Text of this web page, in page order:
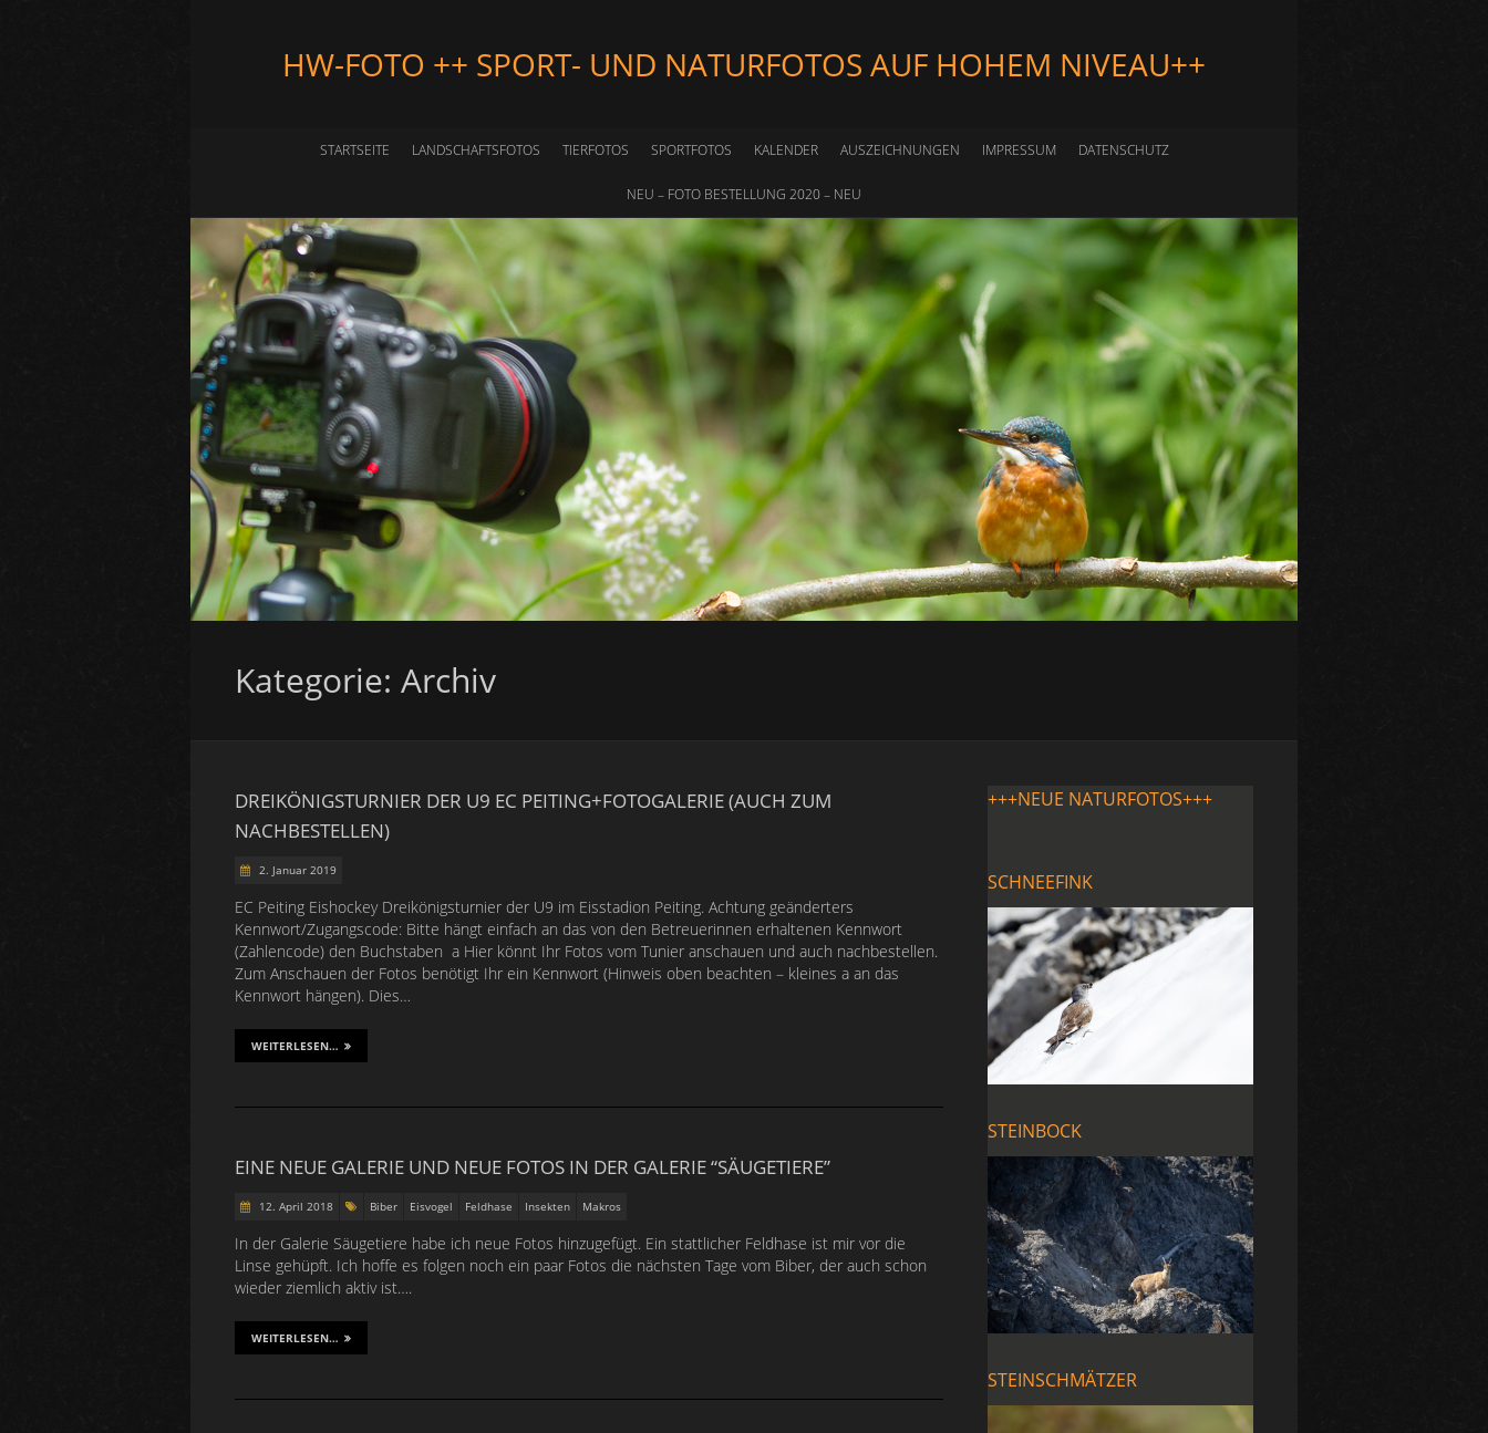
HW-FOTO ++ SPORT- UND NATURFOTOS AUF HOHEM NIVEAU++
STARTSEITE LANDSCHAFTSFOTOS TIERFOTOS SPORTFOTOS KALENDER AUSZEICHNUNGEN IMPRESSUM DATENSCHUTZ
NEU – FOTO BESTELLUNG 2020 – NEU
Kategorie: Archiv
DREIKÖNIGSTURNIER DER U9 EC PEITING+FOTOGALERIE (AUCH ZUM
NACHBESTELLEN)
2. Januar 2019
EC Peiting Eishockey Dreikönigsturnier der U9 im Eisstadion Peiting. Achtung geänderters
Kennwort/Zugangscode: Bitte hängt einfach an das von den Betreuerinnen erhaltenen Kennwort
(Zahlencode) den Buchstaben a Hier könnt Ihr Fotos vom Tunier anschauen und auch nachbestellen.
Zum Anschauen der Fotos benötigt Ihr ein Kennwort (Hinweis oben beachten – kleines a an das
Kennwort hängen). Dies…
WEITERLESEN…
EINE NEUE GALERIE UND NEUE FOTOS IN DER GALERIE “SÄUGETIERE”
12. April 2018 Biber Eisvogel Feldhase Insekten Makros
In der Galerie Säugetiere habe ich neue Fotos hinzugefügt. Ein stattlicher Feldhase ist mir vor die
Linse gehüpft. Ich hoffe es folgen noch ein paar Fotos die nächsten Tage vom Biber, der auch schon
wieder ziemlich aktiv ist….
WEITERLESEN…
+++NEUE NATURFOTOS+++
SCHNEEFINK
STEINBOCK
STEINSCHMÄTZER